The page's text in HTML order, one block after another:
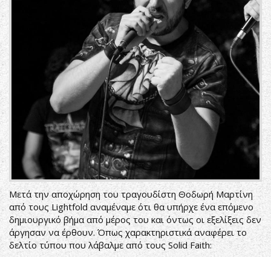
Μετά την αποχώρηση του τραγουδίστη Θοδωρή Μαρτίνη
από τους Lightfold αναμέναμε ότι θα υπήρχε ένα επόμενο
δημιουργικό βήμα από μέρος του και όντως οι εξελίξεις δεν
άργησαν να έρθουν. Όπως χαρακτηριστικά αναφέρει το
δελτίο τύπου που λάβαλμε από τους Solid Faith: